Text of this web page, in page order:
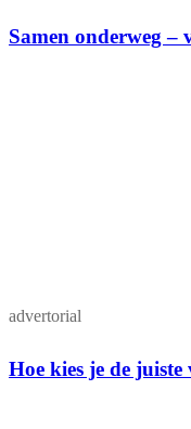
Samen onderweg –
advertorial
Hoe kies je de